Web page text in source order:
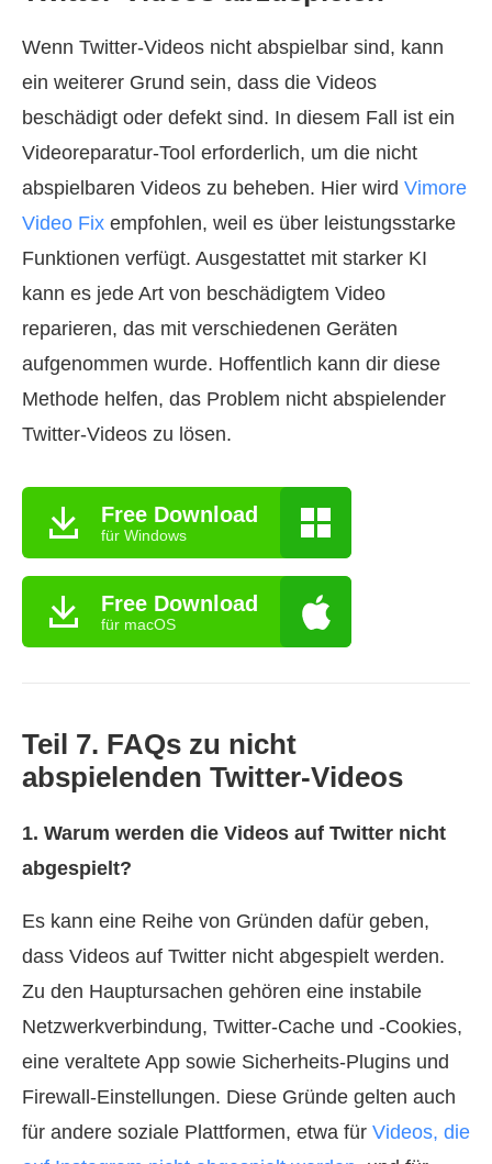
Wenn Twitter-Videos nicht abspielbar sind, kann
ein weiterer Grund sein, dass die Videos
beschädigt oder defekt sind. In diesem Fall ist ein
Videoreparatur-Tool erforderlich, um die nicht
abspielbaren Videos zu beheben. Hier wird Vimore
Video Fix empfohlen, weil es über leistungsstarke
Funktionen verfügt. Ausgestattet mit starker KI
kann es jede Art von beschädigtem Video
reparieren, das mit verschiedenen Geräten
aufgenommen wurde. Hoffentlich kann dir diese
Methode helfen, das Problem nicht abspielender
Twitter-Videos zu lösen.
Free Download
für Windows
Free Download
für macOS
Teil 7. FAQs zu nicht
abspielenden Twitter-Videos
1. Warum werden die Videos auf Twitter nicht
abgespielt?
Es kann eine Reihe von Gründen dafür geben,
dass Videos auf Twitter nicht abgespielt werden.
Zu den Hauptursachen gehören eine instabile
Netzwerkverbindung, Twitter‑Cache und ‑Cookies,
eine veraltete App sowie Sicherheits‑Plugins und
Firewall‑Einstellungen. Diese Gründe gelten auch
für andere soziale Plattformen, etwa für Videos, die